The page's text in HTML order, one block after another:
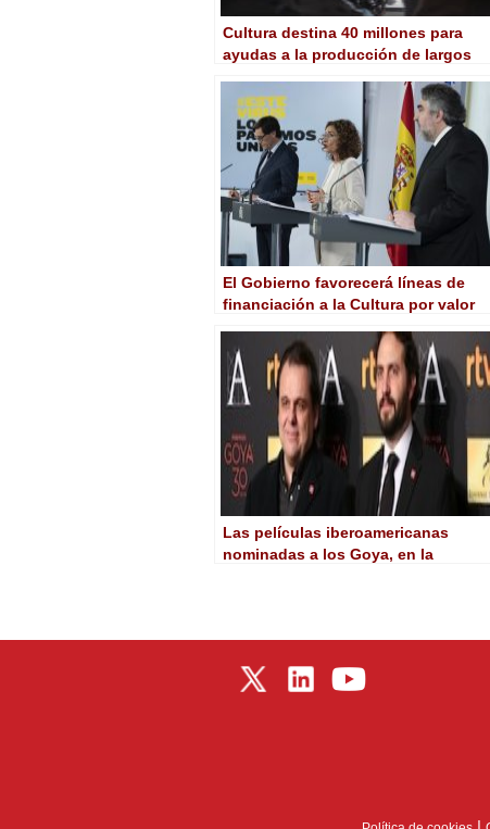
Cultura destina 40 millones para
ayudas a la producción de largos
El Gobierno favorecerá líneas de
financiación a la Cultura por valor
Las películas iberoamericanas
nominadas a los Goya, en la